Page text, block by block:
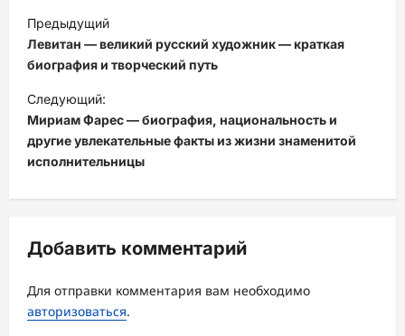
Н
а
в
и
г
а
я
з
а
п
Предыдущий
Левитан — великий русский художник — краткая
биография и творческий путь
Следующий:
Мириам Фарес — биография, национальность и
другие увлекательные факты из жизни знаменитой
исполнительницы
Добавить комментарий
Для отправки комментария вам необходимо
авторизоваться.